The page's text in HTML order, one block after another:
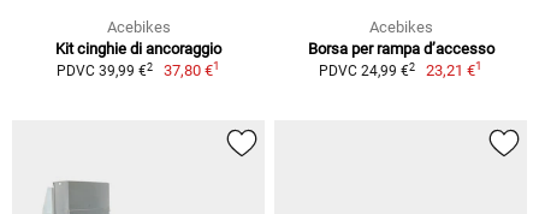
Acebikes
Kit cinghie di ancoraggio
PDVC 39,99 €2 37,80 €1
Acebikes
Borsa per rampa d’accesso
PDVC 24,99 €2 23,21 €1